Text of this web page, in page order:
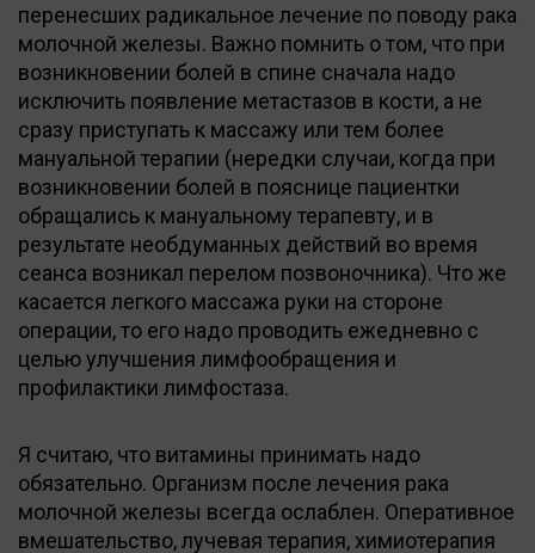
перенесших радикальное лечение по поводу рака
молочной железы. Важно помнить о том, что при
возникновении болей в спине сначала надо
исключить появление метастазов в кости, а не
сразу приступать к массажу или тем более
мануальной терапии (нередки случаи, когда при
возникновении болей в пояснице пациентки
обращались к мануальному терапевту, и в
результате необдуманных действий во время
сеанса возникал перелом позвоночника). Что же
касается легкого массажа руки на стороне
операции, то его надо проводить ежедневно с
целью улучшения лимфообращения и
профилактики лимфостаза.
Я считаю, что витамины принимать надо
обязательно. Организм после лечения рака
молочной железы всегда ослаблен. Оперативное
вмешательство, лучевая терапия, химиотерапия